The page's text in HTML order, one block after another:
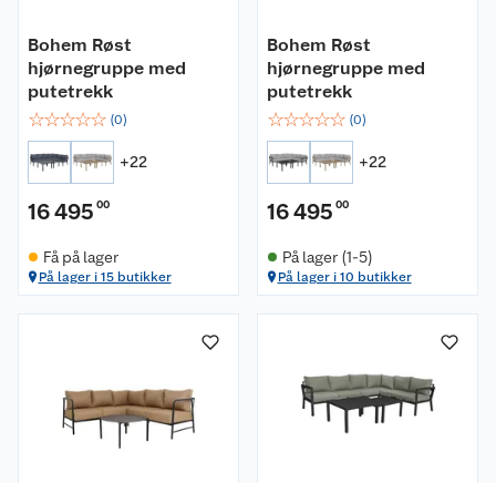
Bohem Røst
hjørnegruppe med
putetrekk
☆☆☆☆☆ (0)
+22
16 495 00
Få på lager
På lager i 15 butikker
Bohem Røst
hjørnegruppe med
putetrekk
☆☆☆☆☆ (0)
+22
16 495 00
På lager (1-5)
På lager i 10 butikker